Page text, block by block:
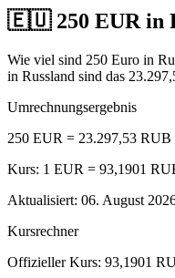
🇪🇺 250 EUR in
Wie viel sind 250 Euro in
in Russland sind das
Umrechnungsergebnis
250 EUR = 23.297,53 RUB
Kurs: 1 EUR = 93,1901
Aktualisiert: 06. August
Kursrechner
Offizieller Kurs: 93,1901